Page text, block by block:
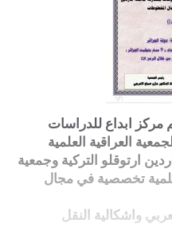
مركز ابداع للدراسات
العراقية العلمية
ارتوقلو التركية وجمعية
تخصصية في مجال
واشكالية النقل